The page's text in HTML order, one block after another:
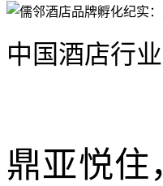
中国酒店行
鼎亚悦住